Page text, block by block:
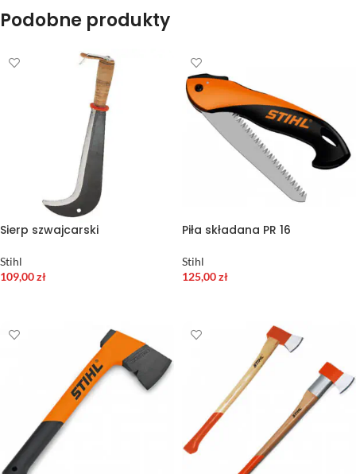
Podobne produkty
Sierp szwajcarski
Stihl
109,00zł
Piła składana PR 16
Stihl
125,00zł